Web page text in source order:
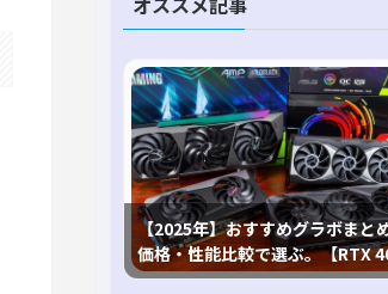
【2025年】おすすめグラボまと
価格・性能比較で選ぶ。【RTX
RX 7000各種に対応】